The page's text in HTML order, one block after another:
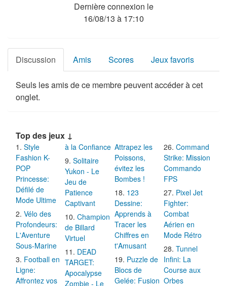
Dernière connexion le
16/08/13 à 17:10
Discussion Amis Scores Jeux favoris
Seuls les amis de ce membre peuvent accéder à cet
onglet.
Top des jeux ↓
Style
Fashion K-
POP
Princesse:
Défilé de
Mode Ultime
Vélo des
Profondeurs:
L'Aventure
Sous-Marine
Football en
Ligne:
Affrontez vos
à la Confiance
Solitaire
Yukon - Le
Jeu de
Patience
Captivant
Champion
de Billard
Virtuel
DEAD
TARGET:
Apocalypse
Zombie - Le
Attrapez les
Poissons,
évitez les
Bombes !
123
Dessine:
Apprends à
Tracer les
Chiffres en
t'Amusant
Puzzle de
Blocs de
Gelée: Fusion
Command
Strike: Mission
Commando
FPS
Pixel Jet
Fighter:
Combat
Aérien en
Mode Rétro
Tunnel
Infini: La
Course aux
Orbes